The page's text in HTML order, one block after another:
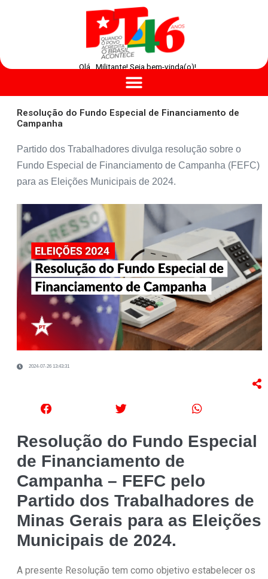
Olá , Militante! Seja bem-vinda(o)!
Resolução do Fundo Especial de Financiamento de
Campanha
Partido dos Trabalhadores divulga resolução sobre o
Fundo Especial de Financiamento de Campanha (FEFC)
para as Eleições Municipais de 2024.
2024-07-26 13:43:31
Resolução do Fundo Especial
de Financiamento de
Campanha – FEFC pelo
Partido dos Trabalhadores de
Minas Gerais para as Eleições
Municipais de 2024.
A presente Resolução tem como objetivo estabelecer os